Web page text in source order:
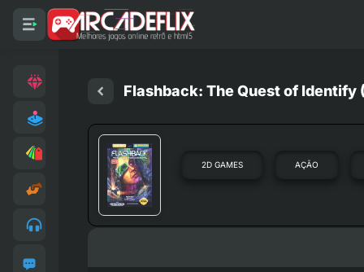
Flashback: The Quest of Identify
2D GAMES AÇÃO